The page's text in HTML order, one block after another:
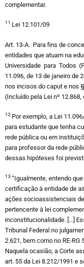
complementar.
11 Lei 12.101/09
Art. 13-A. Para fins de
entidades que atuam na
Universidade para Todos
11.096, de 13 de janeiro de
nos incisos do caput e
(Incluído pela Lei nº 12.868,
12 Por exemplo, a Lei
para estudante que tenha
rede pública ou em
para professor da rede
dessas hipóteses foi
13 “Igualmente, entendo
certificação à entidade de
ações socioassistenciais
pertencente à lei
inconstitucionalidade. […]
Tribunal Federal no
2.621, bem como no RE-
Naquela ocasião, a Corte
art. 55 da Lei 8.212/1991 e